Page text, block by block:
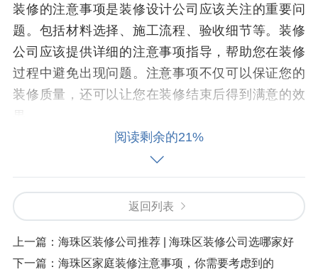
装修的注意事项是装修设计公司应该关注的重要问
题。包括材料选择、施工流程、验收细节等。装修
公司应该提供详细的注意事项指导，帮助您在装修
过程中避免出现问题。注意事项不仅可以保证您的
装修质量，还可以让您在装修结束后得到满意的效
合适的装修公司。预算控制与设计风格是关键，注
修设计公司，给您的家带来完美的空间。
阅读剩余的21%
返回列表
上一篇： 海珠区装修公司推荐 | 海珠区装修公司选哪家好
下一篇： 海珠区家庭装修注意事项，你需要考虑到的